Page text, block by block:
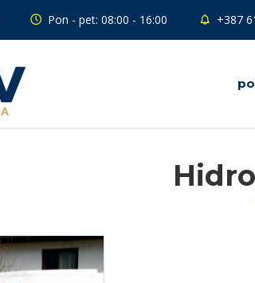
Pon - pet: 08:00 - 16:00 +387